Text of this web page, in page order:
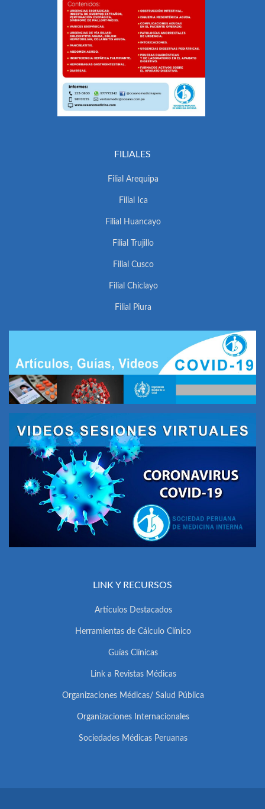
FILIALES
Filial Arequipa
Filial Ica
Filial Huancayo
Filial Trujillo
Filial Cusco
Filial Chiclayo
Filial Piura
LINK Y RECURSOS
Artículos Destacados
Herramientas de Cálculo Clínico
Guías Clínicas
Link a Revistas Médicas
Organizaciones Médicas/ Salud Pública
Organizaciones Internacionales
Sociedades Médicas Peruanas